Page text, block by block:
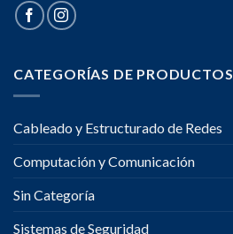
CATEGORÍAS DE PRODUCTOS
Cableado y Estructurado de Redes
Computación y Comunicación
Sin Categoría
Sistemas de Seguridad